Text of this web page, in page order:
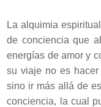
La alquimia
de conciencia que
energías de amor y
su viaje no es
sino ir más allá de
conciencia, la cual